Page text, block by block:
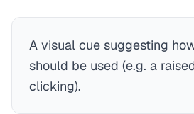
A visual cue suggesting
should be used (e.g. a
clicking).